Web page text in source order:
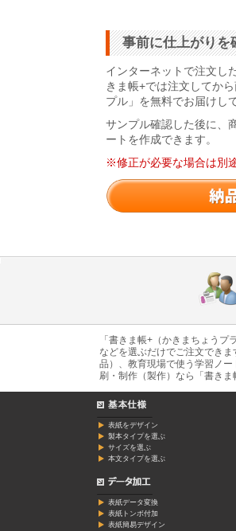
事前に仕上がりを
インターネットで注文し
きま帳+では注文してか
プル」を無料でお届けし
サンプル確認した後に、
ートを作成できます。
※修正が必要な場合は別
「書きま帳+（かきまちょう
などを選ぶだけでご注文でき
品）、教育現場で使う学習ノ
刷・制作（製作）なら「書きま
表紙をデザイン
製本タイプを選ぶ
サイズを選ぶ
本文タイプを選ぶ
表紙データ変換
表紙トンボ付加
表紙簡易デザイン